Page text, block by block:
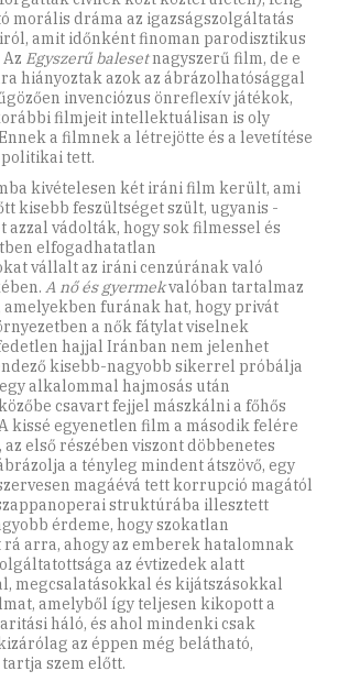
morális dráma az igazságszolgáltatás
amit időnként finoman parodisztikus
Egyszerű balesetnagyszerű film, de e
hiányoztak azok az ábrázolhatósággal
invenciózus önreflexív játékok,
filmjeit intellektuálisan is oly
a filmnek a létrejötte és a levetítése
tett.
kivételesen két iráni film került, ami
kisebb feszültséget szült, ugyanis
azzal vádolták, hogy sok filmessel és
elfogadhatatlan
vállalt az iráni cenzúrának való
A nő és gyermekvalóban tartalmaz
furának hat, hogy privát
a nők fátylat viselnek
hajjal Iránban nem jelenhet
kisebb-nagyobb sikerrel próbálja
alkalommal hajmosás után
csavart fejjel mászkálni a főhős
kissé egyenetlen film a második felére
első részében viszont döbbenetes
a tényleg mindent átszövő, egy
magáévá tett korrupció magától
struktúrába illesztett
érdeme, hogy szokatlan
arra, ahogy az emberek hatalomnak
az évtizedek alatt
megcsalatásokkal és kijátszásokkal
amelyből így teljesen kikopott a
háló, és ahol mindenki csak
az éppen még belátható,
szem előtt.